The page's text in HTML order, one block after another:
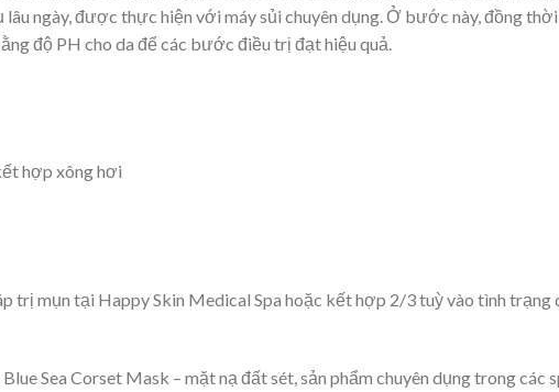
ngày, được thực hiện với máy sủi chuyên dụng. Ở bước này, đồng thời
độ PH cho da để các bước điều trị đạt hiệu quả.
hợp xông hơi
trị mụn tại Happy Skin Medical Spa hoặc kết hợp 2/3 tuỳ vào tình trạng
Sea Corset Mask – mặt nạ đất sét, sản phẩm chuyên dụng trong các